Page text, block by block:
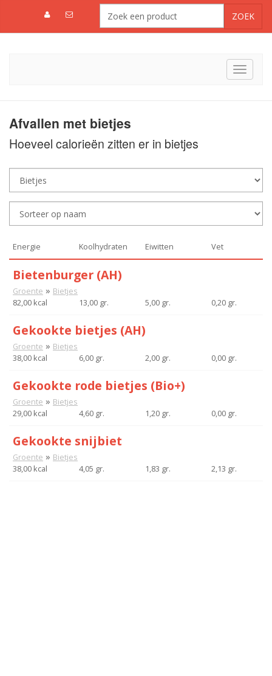
Toggle
Afvallen met bietjes
Hoeveel calorieën zitten er in bietjes
Energie Koolhydraten Eiwitten Vet
Bietenburger (AH)
Groente » Bietjes
82,00 kcal
13,00 gr. 5,00 gr. 0,20 gr.
Gekookte bietjes (AH)
Groente » Bietjes
38,00 kcal
6,00 gr. 2,00 gr. 0,00 gr.
Gekookte rode bietjes (Bio+)
Groente » Bietjes
29,00 kcal
4,60 gr. 1,20 gr. 0,00 gr.
Gekookte snijbiet
Groente » Bietjes
38,00 kcal
4,05 gr. 1,83 gr. 2,13 gr.